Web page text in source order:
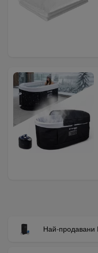
Най-продавани